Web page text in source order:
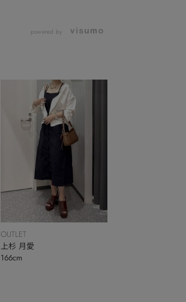
powered by
OUTLET
上杉 月愛
166cm